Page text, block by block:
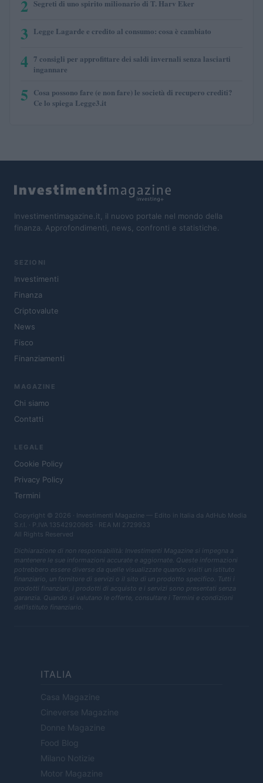
2 Segreti di uno spirito milionario di T. Harv Eker
3 Legge Lagarde e credito al consumo: cosa è cambiato
4 7 consigli per approfittare dei saldi invernali senza lasciarti
ingannare
5 Cosa possono fare (e non fare) le società di recupero crediti?
Ce lo spiega Legge3.it
Investimentimagazine.it, il nuovo portale nel mondo della
finanza. Approfondimenti, news, confronti e statistiche.
SEZIONI
Investimenti
Finanza
Criptovalute
News
Fisco
Finanziamenti
MAGAZINE
Chi siamo
Contatti
LEGALE
Cookie Policy
Privacy Policy
Termini
Copyright © 2026 · Investimenti Magazine — Edito in Italia da AdHub Media
S.r.l. · P.IVA 13542920965 · REA MI 2729933
All Rights Reserved
Dichiarazione di non responsabilità: Investimenti Magazine si impegna a
mantenere le sue informazioni accurate e aggiornate. Queste informazioni
potrebbero essere diverse da quelle visualizzate quando visiti un istituto
finanziario, un fornitore di servizi o il sito di un prodotto specifico. Tutti i
prodotti finanziari, i prodotti di acquisto e i servizi sono presentati senza
garanzia. Quando si valutano le offerte, consultare i Termini e condizioni
dell'istituto finanziario.
ITALIA
Casa Magazine
Cineverse Magazine
Donne Magazine
Food Blog
Milano Notizie
Motor Magazine